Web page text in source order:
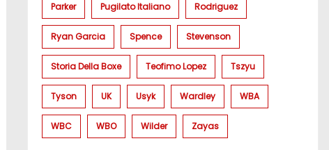
Parker Pugilato Italiano Rodriguez
Ryan Garcia Spence Stevenson
Storia Della Boxe Teofimo Lopez Tszyu
Tyson UK Usyk Wardley WBA
WBC WBO Wilder Zayas